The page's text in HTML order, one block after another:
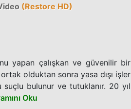
(Restore HD)
yapan çalışkan ve güvenilir bir
olduktan sonra yasa dışı işler
suçlu bulunur ve tutuklanır. 20 yıl
Oku